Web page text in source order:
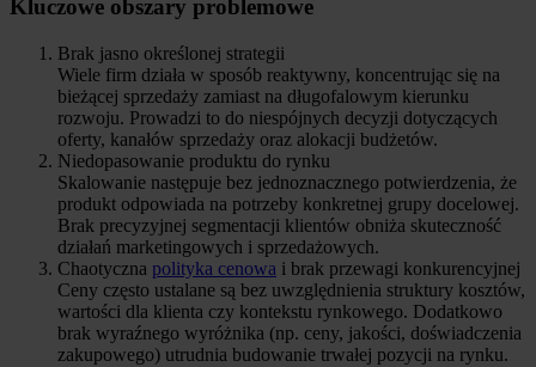
Kluczowe obszary problemowe
Brak jasno określonej strategii
Wiele firm działa w sposób reaktywny, koncentrując się na
bieżącej sprzedaży zamiast na długofalowym kierunku
rozwoju. Prowadzi to do niespójnych decyzji dotyczących
oferty, kanałów sprzedaży oraz alokacji budżetów.
Niedopasowanie produktu do rynku
Skalowanie następuje bez jednoznacznego potwierdzenia, że
produkt odpowiada na potrzeby konkretnej grupy docelowej.
Brak precyzyjnej segmentacji klientów obniża skuteczność
działań marketingowych i sprzedażowych.
Chaotyczna polityka cenowa i brak przewagi konkurencyjnej
Ceny często ustalane są bez uwzględnienia struktury kosztów,
wartości dla klienta czy kontekstu rynkowego. Dodatkowo
brak wyraźnego wyróżnika (np. ceny, jakości, doświadczenia
zakupowego) utrudnia budowanie trwałej pozycji na rynku.